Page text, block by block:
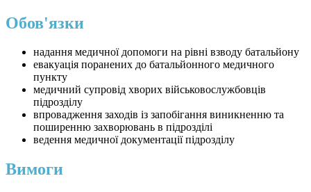
Обов'язки
надання медичної допомоги на рівні взводу батальйону
евакуація поранених до батальйонного медичного
пункту
медичний супровід хворих військовослужбовців
підрозділу
впровадження заходів із запобігання виникненню та
поширенню захворювань в підрозділі
ведення медичної документації підрозділу
Вимоги